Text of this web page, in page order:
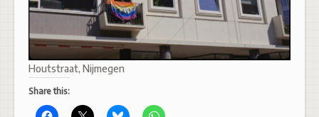
Houtstraat, Nijmegen
Share this: